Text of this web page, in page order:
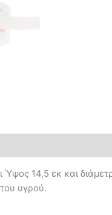
Ύψος 14,5 εκ και
υγρού.